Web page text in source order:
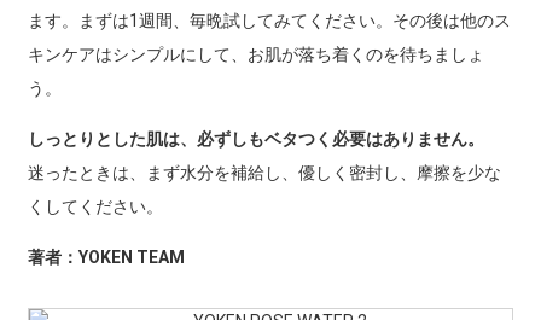
ます。まずは1週間、毎晩試してみてください。その後は他のス
キンケアはシンプルにして、お肌が落ち着くのを待ちましょ
う。
しっとりとした肌は、必ずしもベタつく必要はありません。
迷ったときは、まず水分を補給し、優しく密封し、摩擦を少な
くしてください。
著者：YOKEN TEAM